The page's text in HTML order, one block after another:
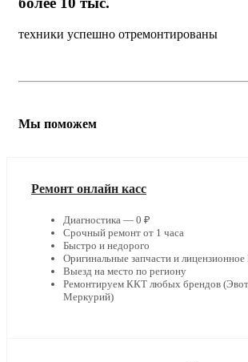
техники успешно отремонтированы
Мы поможем
Ремонт онлайн касс
Диагностика — 0 ₽
Срочный ремонт от 1 часа
Быстро и недорого
Оригинальные запчасти и
Выезд на место по региону
Ремонтируем ККТ любых брендов
Меркурий)